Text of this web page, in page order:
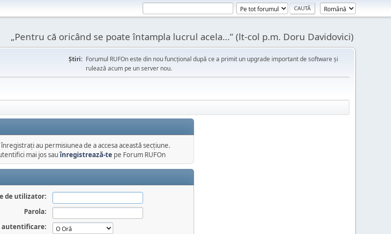
„Pentru că oricând se poate întampla lucrul acela...” (lt-col p.m. Doru Davidovici)
Ştiri: Forumul RUFOn este din nou funcțional după ce a primit un upgrade important de software și
rulează acum pe un server nou.
au permisiunea de a accesa această secţiune.
mai jos sauînregistrează-tepe Forum RUFOn
de utilizator:
Parola:
autentificare: